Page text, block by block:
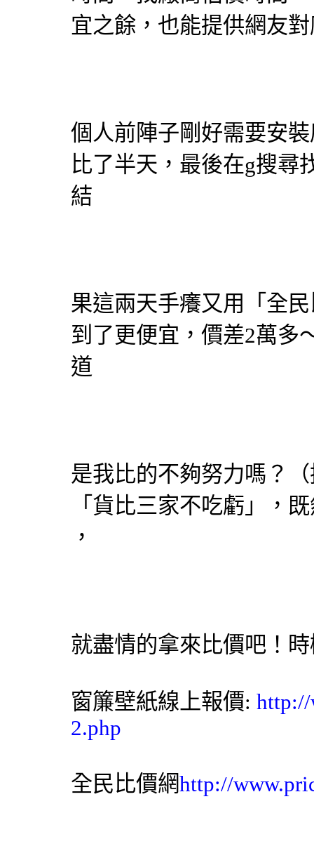
宜之餘，也能提供網友
個人前陣子剛好需要安裝
比了半天，最後在g搜尋
結
果這兩天手癢又用「 全
到了更便宜，價差2萬多
道
是我比的不夠努力嗎？
「貨比三家不吃虧」，
，
就盡情的拿來比價吧！
窗簾壁紙線上報價: http://
2.php
全民比價網http://